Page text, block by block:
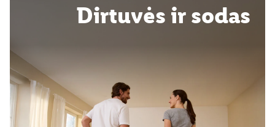
Dirtuvės ir sodas